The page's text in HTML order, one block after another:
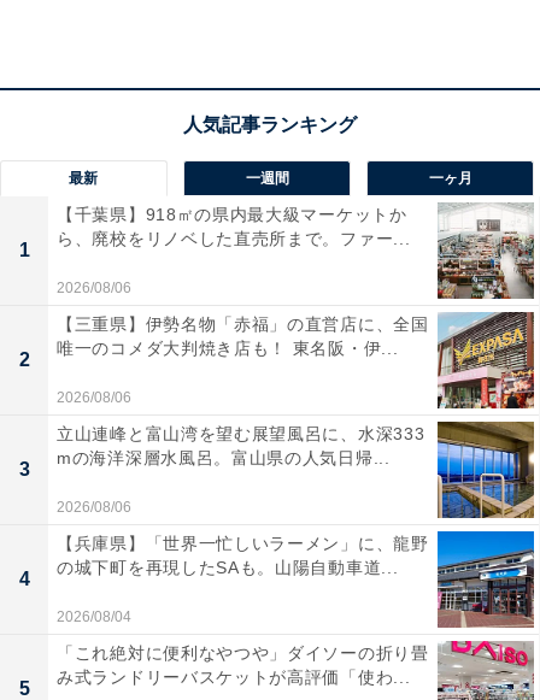
地方の家賃上限は「10万円」
毎月必要な固定費の中で高い割合を占める家賃は、エリ
アによって差が大きいというのはよく知られています
ね。
アンケート回答によれば、東京の子育て世帯では、
1LDK～3LDKの間取りで家賃は8万8000円～21万円。23
区内と小平市や国分寺市といった郊外とでは間取りによ
って1～4万円の差があることが分かります。
最新 一週間 一ヶ月
1
【千葉県】918㎡の県内最大級マーケットか
ら、廃校をリノベした直売所まで。ファー...
2026/08/06
2
【三重県】伊勢名物「赤福」の直営店に、全国
唯一のコメダ大判焼き店も！ 東名阪・伊...
2026/08/06
3
立山連峰と富山湾を望む展望風呂に、水深333
mの海洋深層水風呂。富山県の人気日帰...
2026/08/06
4
【兵庫県】「世界一忙しいラーメン」に、龍野
の城下町を再現したSAも。山陽自動車道...
2026/08/04
5
「これ絶対に便利なやつや」ダイソーの折り畳
み式ランドリーバスケットが高評価「使わ...